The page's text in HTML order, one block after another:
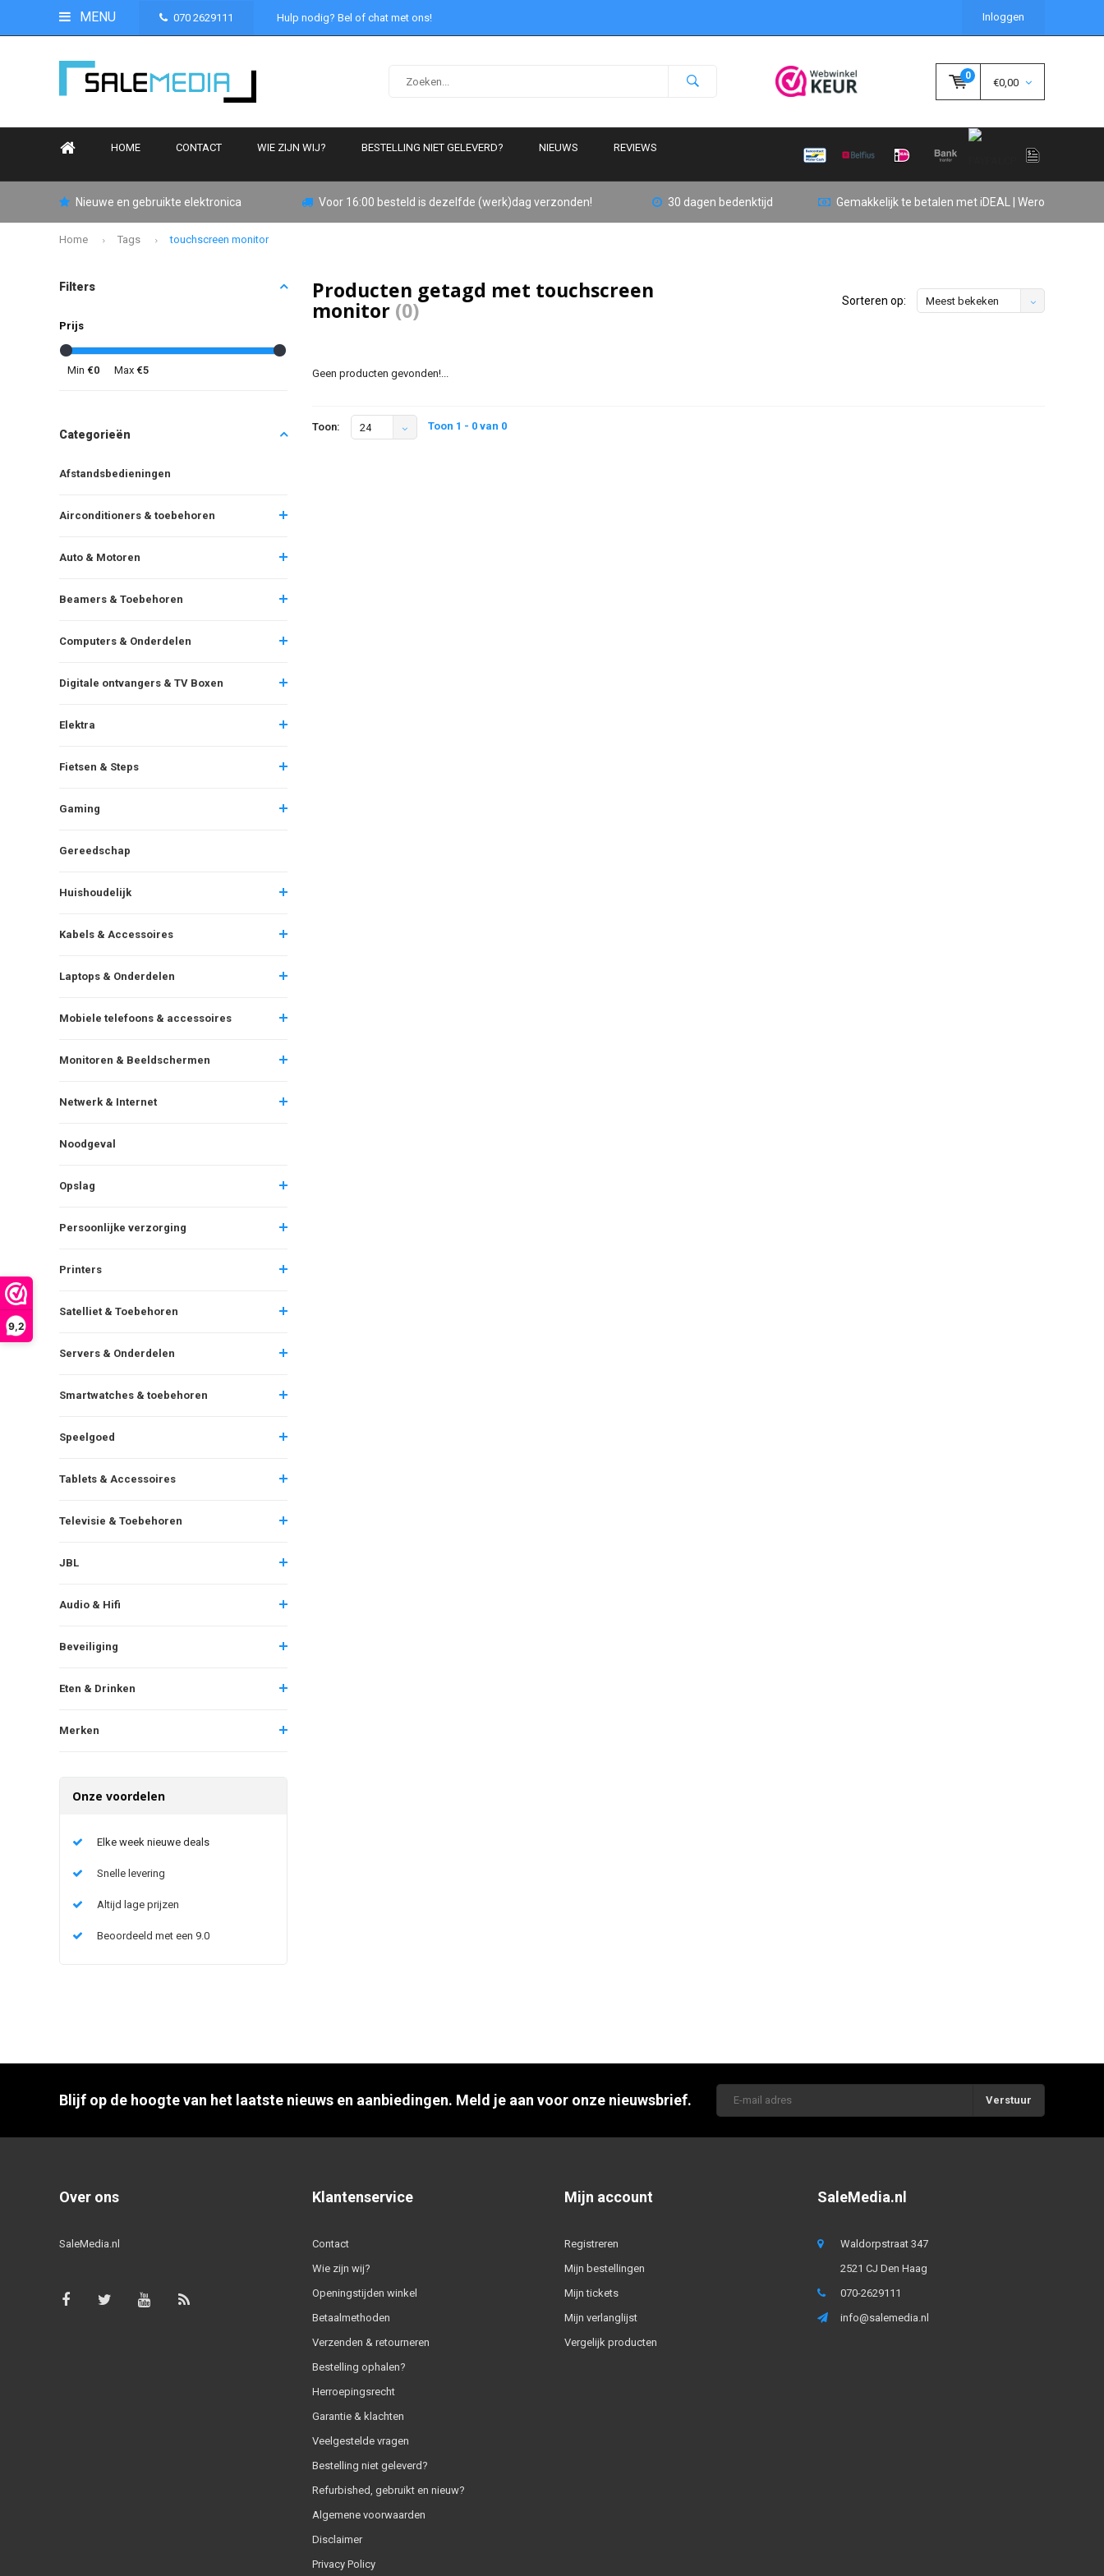
9,2
MENU 070 2629111 Hulp nodig? Bel of chat met ons! Inloggen
0
€0,00
HOME CONTACT WIE ZIJN WIJ? BESTELLING NIET GELEVERD? NIEUWS REVIEWS
Nieuwe en gebruikte elektronica Voor 16:00 besteld is dezelfde (werk)dag verzonden! 30 dagen bedenktijd Gemakkelijk te betalen met iDEAL | Wero
Home Tags touchscreen monitor
Filters
Prijs
Min €0 Max €5
Categorieën
Afstandsbedieningen
Airconditioners & toebehoren
Auto & Motoren
Beamers & Toebehoren
Computers & Onderdelen
Digitale ontvangers & TV Boxen
Elektra
Fietsen & Steps
Gaming
Gereedschap
Huishoudelijk
Kabels & Accessoires
Laptops & Onderdelen
Mobiele telefoons & accessoires
Monitoren & Beeldschermen
Netwerk & Internet
Noodgeval
Opslag
Persoonlijke verzorging
Printers
Satelliet & Toebehoren
Servers & Onderdelen
Smartwatches & toebehoren
Speelgoed
Tablets & Accessoires
Televisie & Toebehoren
JBL
Audio & Hifi
Beveiliging
Eten & Drinken
Merken
Onze voordelen
Elke week nieuwe deals
Snelle levering
Altijd lage prijzen
Beoordeeld met een 9.0
Producten getagd met touchscreen
monitor (0) Sorteren op: Meest bekeken
Geen producten gevonden!...
Toon: 24 Toon 1 - 0 van 0
Blijf op de hoogte van het laatste nieuws en aanbiedingen. Meld je aan voor onze nieuwsbrief. Verstuur
Over ons
SaleMedia.nl
Klantenservice
Contact
Wie zijn wij?
Openingstijden winkel
Betaalmethoden
Verzenden & retourneren
Bestelling ophalen?
Herroepingsrecht
Garantie & klachten
Veelgestelde vragen
Bestelling niet geleverd?
Refurbished, gebruikt en nieuw?
Algemene voorwaarden
Disclaimer
Privacy Policy
Mijn account
Registreren
Mijn bestellingen
Mijn tickets
Mijn verlanglijst
Vergelijk producten
SaleMedia.nl
Waldorpstraat 347
2521 CJ Den Haag
070-2629111
info@salemedia.nl